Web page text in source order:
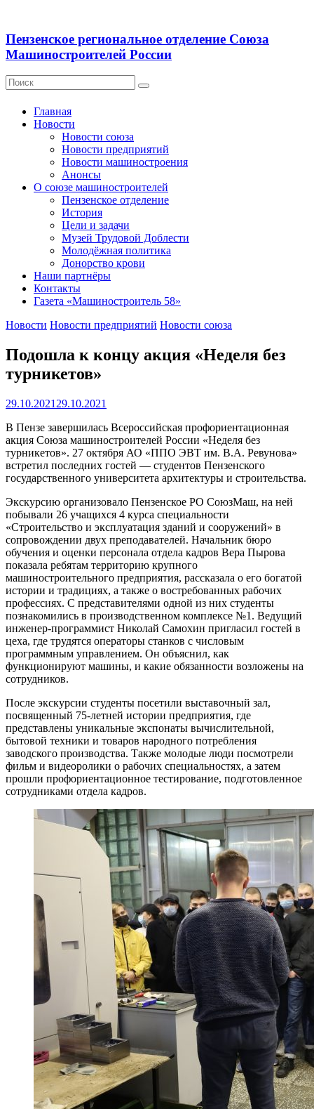
Пензенское региональное отделение Союза
Машиностроителей России
Главная
Новости
Новости союза
Новости предприятий
Новости машиностроения
Анонсы
О союзе машиностроителей
Пензенское отделение
История
Цели и задачи
Музей Трудовой Доблести
Молодёжная политика
Донорство крови
Наши партнёры
Контакты
Газета «Машиностроитель 58»
Новости Новости предприятий Новости союза
Подошла к концу акция «Неделя без
турникетов»
29.10.2021 29.10.2021
В Пензе завершилась Всероссийская профориентационная
акция Союза машиностроителей России «Неделя без
турникетов». 27 октября АО «ППО ЭВТ им. В.А. Ревунова»
встретил последних гостей — студентов Пензенского
государственного университета архитектуры и строительства.
Экскурсию организовало Пензенское РО СоюзМаш, на ней
побывали 26 учащихся 4 курса специальности
«Строительство и эксплуатация зданий и сооружений» в
сопровождении двух преподавателей. Начальник бюро
обучения и оценки персонала отдела кадров Вера Пырова
показала ребятам территорию крупного
машиностроительного предприятия, рассказала о его богатой
истории и традициях, а также о востребованных рабочих
профессиях. С представителями одной из них студенты
познакомились в производственном комплексе №1. Ведущий
инженер-программист Николай Самохин пригласил гостей в
цеха, где трудятся операторы станков с числовым
программным управлением. Он объяснил, как
функционируют машины, и какие обязанности возложены на
сотрудников.
После экскурсии студенты посетили выставочный зал,
посвященный 75-летней истории предприятия, где
представлены уникальные экспонаты вычислительной,
бытовой техники и товаров народного потребления
заводского производства. Также молодые люди посмотрели
фильм и видеоролики о рабочих специальностях, а затем
прошли профориентационное тестирование, подготовленное
сотрудниками отдела кадров.